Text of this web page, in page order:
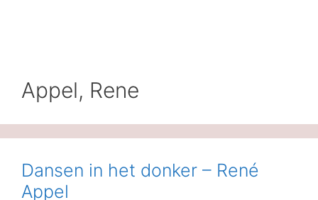
Appel, Rene
Dansen in het donker – René
Appel